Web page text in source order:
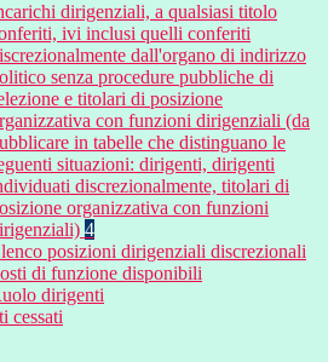
dirigenziali, a qualsiasi titolo
ivi inclusi quelli conferiti
dall'organo di indirizzo
senza procedure pubbliche di
e titolari di posizione
con funzioni dirigenziali (da
in tabelle che distinguano le
situazioni: dirigenti, dirigenti
discrezionalmente, titolari di
organizzativa con funzioni
4
posizioni dirigenziali discrezionali
di funzione disponibili
dirigenti
cessati